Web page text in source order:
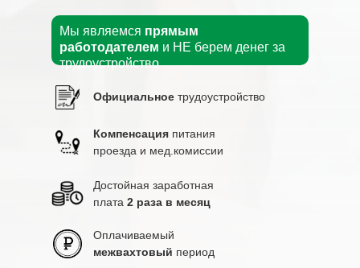
Мы являемся прямым
работодателем и НЕ берем денег за
трудоустройство
Компенсация питания
проезда и мед.комиссии
Оплачиваемый
межвахтовый период
Достойная заработная
плата 2 раза в месяц
Официальное трудоустройство